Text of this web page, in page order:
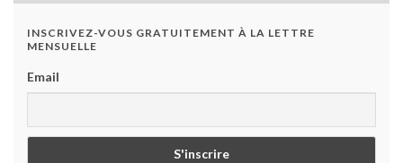
INSCRIVEZ-VOUS GRATUITEMENT À LA LETTRE
MENSUELLE
Email